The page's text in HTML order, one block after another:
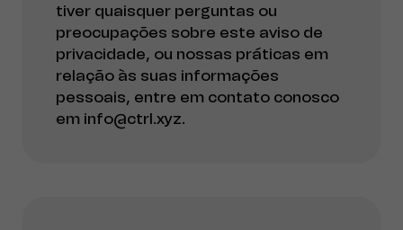
tiver quaisquer perguntas ou
preocupações sobre este aviso de
privacidade, ou nossas práticas em
relação às suas informações
pessoais, entre em contato conosco
em info@ctrl.xyz.